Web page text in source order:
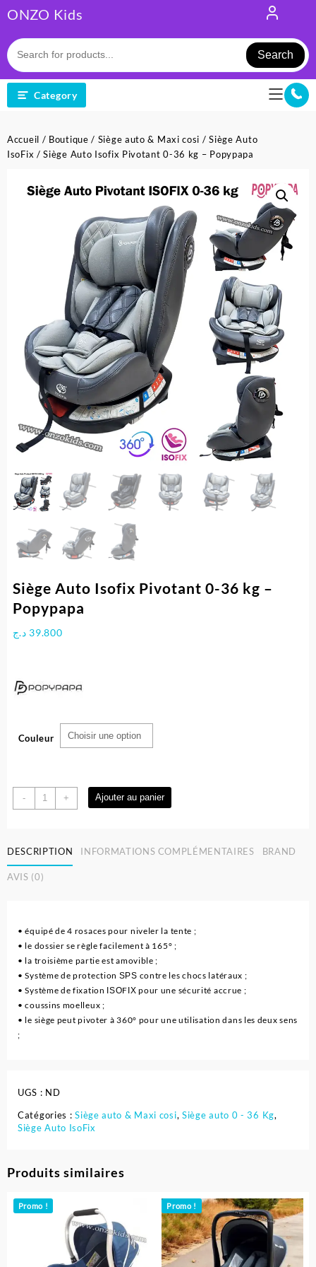
to
content
ONZO Kids
Search
Category
Accueil / Boutique / Siège auto & Maxi cosi /Siège Auto
IsoFix / Siège Auto Isofix Pivotant 0-36 kg – Popypapa
Siège Auto Isofix Pivotant 0-36 kg –
Popypapa
39.800 د.ج
Couleur
-
quantité
de
Isofix
Pivotant
0-
–
Popypapa
+ Ajouter au panier
DESCRIPTION INFORMATIONS COMPLÉMENTAIRES BRAND
AVIS (0)
• équipé de 4 rosaces pour niveler la tente ;
• le dossier se règle facilement à 165° ;
• la troisième partie est amovible ;
• Système de protection ЅРЅ contre les chocs latéraux ;
• Système de fixation ІЅОFІХ pour une sécurité accrue ;
• coussins moelleux ;
• le siège peut pivoter à 360° pour une utilisation dans les deux sens
;
UGS : ND
Catégories :Siège auto & Maxi cosi, Siège auto 0 - 36 Kg,
Siège Auto IsoFix
Produits similaires
Promo ! Promo !